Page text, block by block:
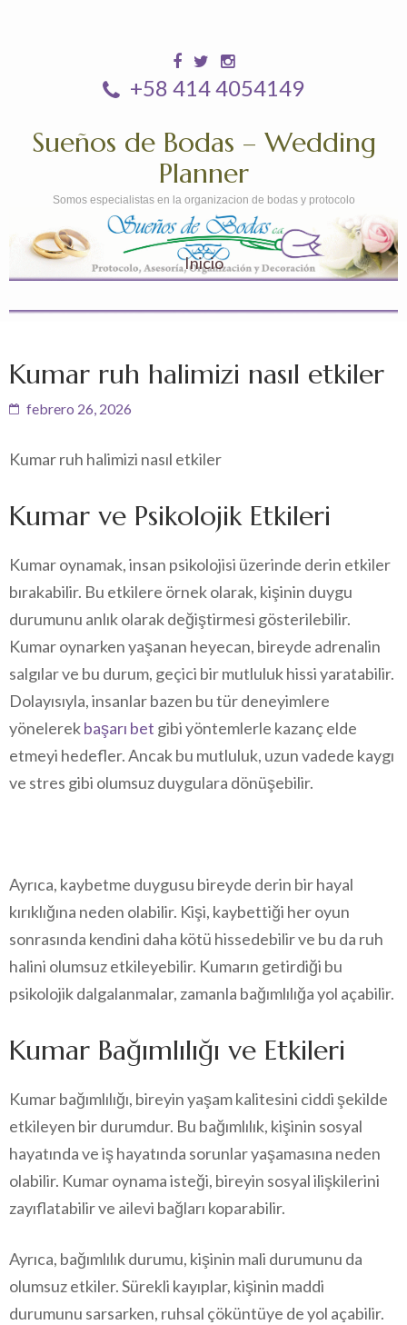
+58 414 4054149
Sueños de Bodas – Wedding
Planner
Somos especialistas en la organizacion de bodas y protocolo
Inicio
Kumar ruh halimizi nasıl etkiler
febrero 26, 2026
Kumar ruh halimizi nasıl etkiler
Kumar ve Psikolojik Etkileri
Kumar oynamak, insan psikolojisi üzerinde derin etkiler
bırakabilir. Bu etkilere örnek olarak, kişinin duygu
durumunu anlık olarak değiştirmesi gösterilebilir.
Kumar oynarken yaşanan heyecan, bireyde adrenalin
salgılar ve bu durum, geçici bir mutluluk hissi yaratabilir.
Dolayısıyla, insanlar bazen bu tür deneyimlere
yönelerekbaşarı bet gibi yöntemlerle kazanç elde
etmeyi hedefler. Ancak bu mutluluk, uzun vadede kaygı
ve stres gibi olumsuz duygulara dönüşebilir.
Ayrıca, kaybetme duygusu bireyde derin bir hayal
kırıklığına neden olabilir. Kişi, kaybettiği her oyun
sonrasında kendini daha kötü hissedebilir ve bu da ruh
halini olumsuz etkileyebilir. Kumarın getirdiği bu
psikolojik dalgalanmalar, zamanla bağımlılığa yol açabilir.
Kumar Bağımlılığı ve Etkileri
Kumar bağımlılığı, bireyin yaşam kalitesini ciddi şekilde
etkileyen bir durumdur. Bu bağımlılık, kişinin sosyal
hayatında ve iş hayatında sorunlar yaşamasına neden
olabilir. Kumar oynama isteği, bireyin sosyal ilişkilerini
zayıflatabilir ve ailevi bağları koparabilir.
Ayrıca, bağımlılık durumu, kişinin mali durumunu da
olumsuz etkiler. Sürekli kayıplar, kişinin maddi
durumunu sarsarken, ruhsal çöküntüye de yol açabilir.